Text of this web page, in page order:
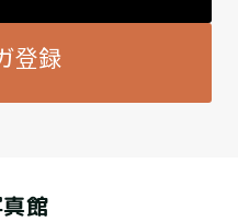
登録
館